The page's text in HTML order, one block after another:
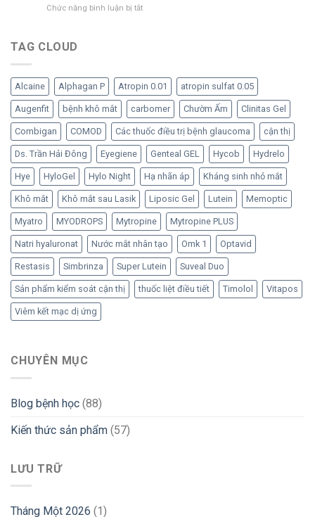
tép
trong
tạo
đã
trở
lại
dạng
bảo
quản
Chức năng bình luận bị tắtở
nhân
tạo
Hylo
Ursapharm
–
Đức
TAG CLOUD
Alcaine Alphagan P Atropin 0.01 atropin sulfat 0.05
Augenfit bệnh khô mắt carbomer Chườm Ấm Clinitas Gel
Combigan COMOD Các thuốc điều trị bệnh glaucoma cận thị
Ds. Trần Hải Đông Eyegiene Genteal GEL Hycob Hydrelo
Hye HyloGel Hylo Night Hạ nhãn áp Kháng sinh nhỏ mắt
Khô mắt Khô mắt sau Lasik Liposic Gel Lutein Memoptic
Myatro MYODROPS Mytropine Mytropine PLUS
Natri hyaluronat Nước mắt nhân tạo Omk 1 Optavid
Restasis Simbrinza Super Lutein Suveal Duo
Sản phẩm kiểm soát cận thị thuốc liệt điều tiết Timolol Vitapos
Viêm kết mạc dị ứng
CHUYÊN MỤC
Blog bệnh học (88)
Kiến thức sản phẩm (57)
LƯU TRỮ
Tháng Một 2026 (1)